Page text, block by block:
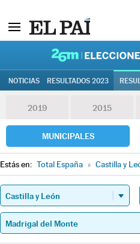
NOTICIAS RESULTADOS 2023
2019 2015
MUNICIPALES
Estás en: Total España » Castilla y